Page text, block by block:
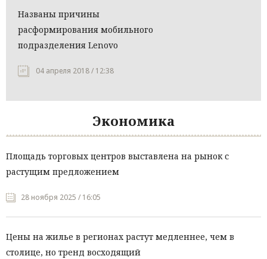
Названы причины
расформирования мобильного
подразделения Lenovo
04 апреля 2018 / 12:38
Экономика
Площадь торговых центров выставлена на рынок с
растущим предложением
28 ноября 2025 / 16:05
Цены на жилье в регионах растут медленнее, чем в
столице, но тренд восходящий